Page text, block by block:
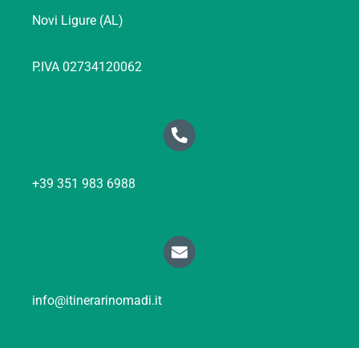
Novi Ligure (AL)
P.IVA 02734120062
+39 351 983 6988
info@itinerarinomadi.it